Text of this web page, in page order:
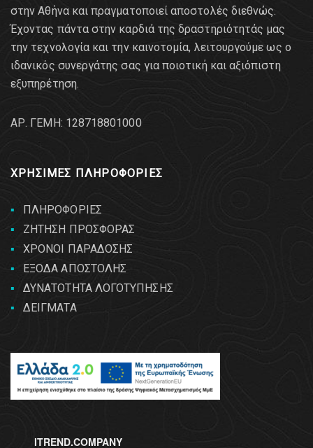
στην Αθήνα και πραγματοποιεί αποστολές διεθνώς.
Έχοντας πάντα στην καρδιά της δραστηριότητάς μας
την τεχνολογία και την καινοτομία, λειτουργούμε ως ο
ιδανικός συνεργάτης σας για ποιοτική και αξιόπιστη
εξυπηρέτηση.
AΡ. ΓΕΜΗ: 128718801000
ΧΡΗΣΙΜΕΣ ΠΛΗΡΟΦΟΡΙΕΣ
ΠΛΗΡΟΦΟΡΙΕΣ
ΖΗΤΗΣΗ ΠΡΟΣΦΟΡΑΣ
ΧΡΟΝΟΙ ΠΑΡΑΔΟΣΗΣ
ΕΞΟΔΑ ΑΠΟΣΤΟΛΗΣ
ΔΥΝΑΤΟΤΗΤΑ ΛΟΓΟΤΥΠΗΣΗΣ
ΔΕΙΓΜΑΤΑ
ITREND.COMPANY